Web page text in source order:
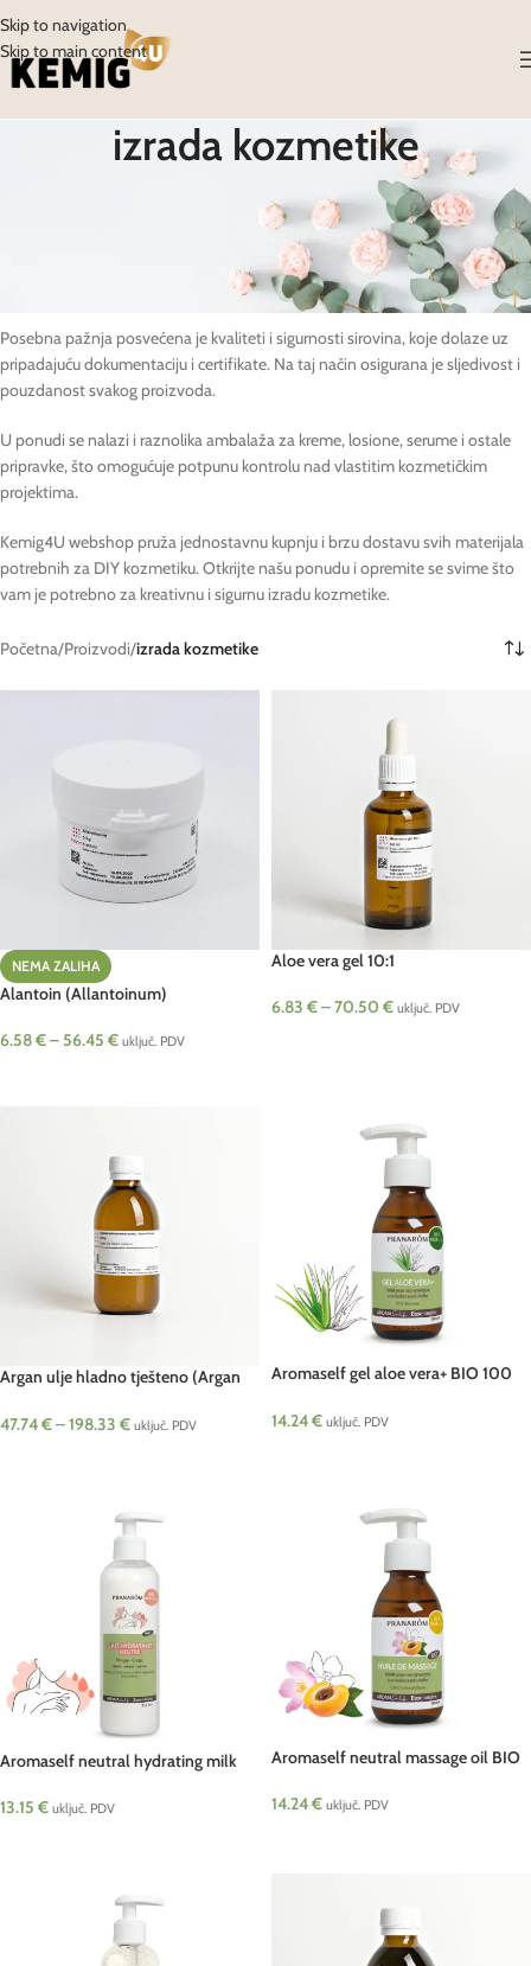
Skip to navigation
Skip to main content
izrada kozmetike
Izrada kozmetike kod kuće ili u profesionalnom okruženju zahtijeva
kvalitetne sirovine i pouzdane materijale. U ovoj kategoriji Kemig4U
webshopa pronaći ćete širok izbor proizvoda potrebnih za izradu prirodne
kozmetike – od biljnih i eteričnih ulja do voskova, maslaca, emulgatora i
Posebna pažnja posvećena je kvaliteti i sigurnosti sirovina, koje dolaze uz
pripadajuću dokumentaciju i certifikate. Na taj način osigurana je sljedivost i
pouzdanost svakog proizvoda.
U ponudi se nalazi i raznolika ambalaža za kreme, losione, serume i ostale
pripravke, što omogućuje potpunu kontrolu nad vlastitim kozmetičkim
projektima.
Kemig4U webshop pruža jednostavnu kupnju i brzu dostavu svih materijala
potrebnih za DIY kozmetiku. Otkrijte našu ponudu i opremite se svime što
vam je potrebno za kreativnu i sigurnu izradu kozmetike.
Početna/Proizvodi/izrada kozmetike
NEMA ZALIHA
Alantoin (Allantoinum)
6.58€– 56.45 € uključ. PDV
Aloe vera gel 10:1
6.83 €–70.50 € uključ. PDV
Argan ulje hladno tješteno (Argan
47.74€–198.33 € uključ. PDV
Aromaself gel aloe vera+ BIO 100
14.24€ uključ. PDV
Aromaself neutral hydrating milk
13.15 € uključ. PDV
Aromaself neutral massage oil BIO
14.24€ uključ. PDV